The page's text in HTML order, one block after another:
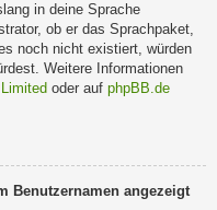
in deine Sprache
ob er das Sprachpaket,
noch nicht existiert, würden
Weitere Informationen
oder auf phpBB.de
Benutzernamen angezeigt